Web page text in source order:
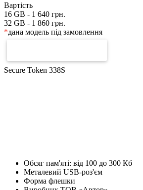
Вартість
16 GB - 1 640 грн.
32 GB - 1 860 грн.
*дана модель під замовлення
Secure Token 338S
Обсяг пам'яті: від 100 до 300 Кб
Металевий USB-роз'єм
Форма флешки